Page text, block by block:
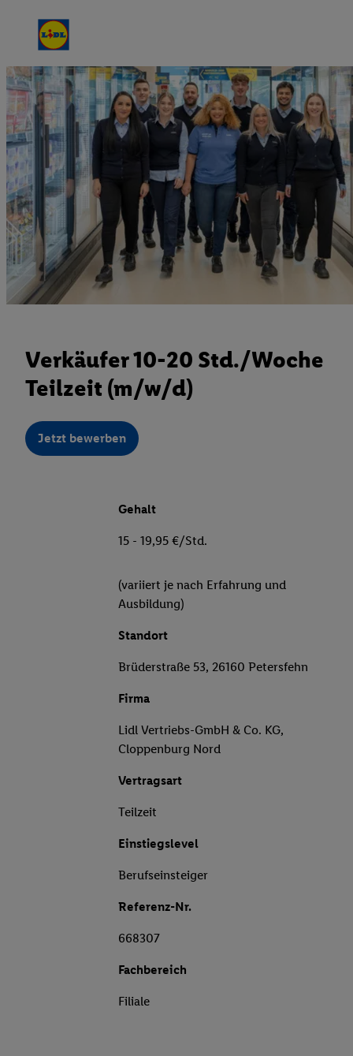
Verkäufer 10-20 Std./Woche
Teilzeit (m/w/d)
Jetzt bewerben
Gehalt
15 - 19,95 €/Std.
(variiert je nach Erfahrung und
Ausbildung)
Standort
Brüderstraße 53, 26160 Petersfehn
Firma
Lidl Vertriebs-GmbH & Co. KG,
Cloppenburg Nord
Vertragsart
Teilzeit
Einstiegslevel
Berufseinsteiger
Referenz-Nr.
668307
Fachbereich
Filiale